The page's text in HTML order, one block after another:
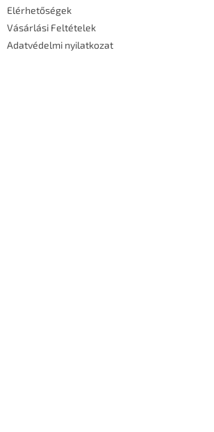
Elérhetőségek
Vásárlási Feltételek
Adatvédelmi nyilatkozat